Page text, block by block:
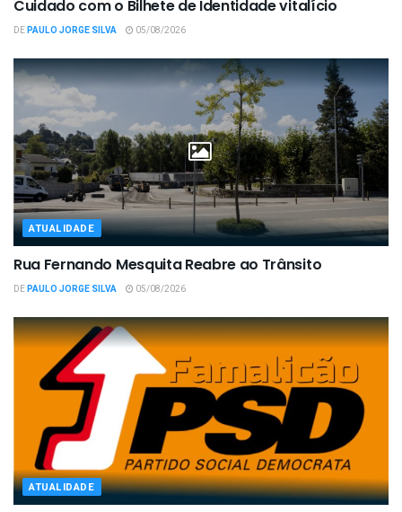
Cuidado com o Bilhete de Identidade vitalício
DEPAULO JORGE SILVA 05/08/2026
ATUALIDADE
Rua Fernando Mesquita Reabre ao Trânsito
DEPAULO JORGE SILVA 05/08/2026
ATUALIDADE